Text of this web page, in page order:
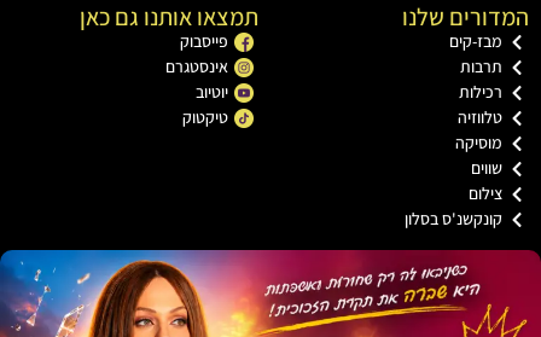
שלנו
קים
בסלון
תמצאו אותנו גם כאן
פייסבוק
אינסטגרם
יוטיוב
טיקטוק